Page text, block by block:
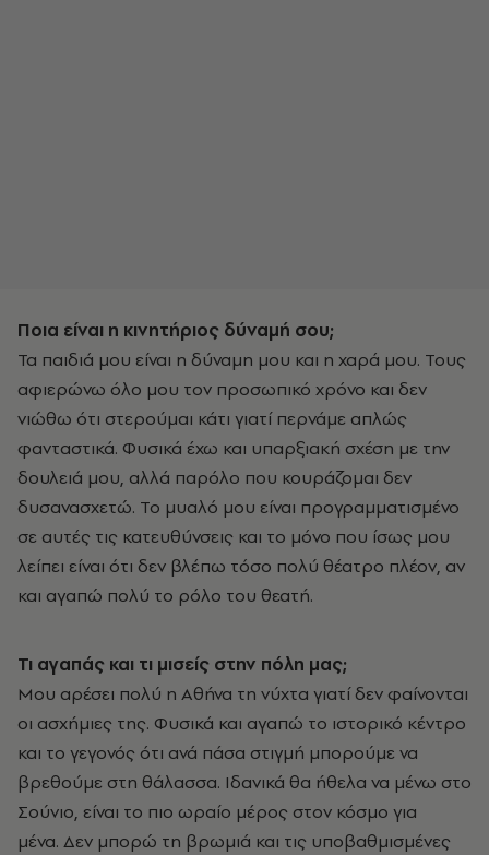
Ποια είναι η κινητήριος δύναμή σου;
Τα παιδιά μου είναι η δύναμη μου και η χαρά μου. Τους
αφιερώνω όλο μου τον προσωπικό χρόνο και δεν
νιώθω ότι στερούμαι κάτι γιατί περνάμε απλώς
φανταστικά. Φυσικά έχω και υπαρξιακή σχέση με την
δουλειά μου, αλλά παρόλο που κουράζομαι δεν
δυσανασχετώ. Το μυαλό μου είναι προγραμματισμένο
σε αυτές τις κατευθύνσεις και το μόνο που ίσως μου
λείπει είναι ότι δεν βλέπω τόσο πολύ θέατρο πλέον, αν
και αγαπώ πολύ το ρόλο του θεατή.
Τι αγαπάς και τι μισείς στην πόλη μας;
Μου αρέσει πολύ η Αθήνα τη νύχτα γιατί δεν φαίνονται
οι ασχήμιες της. Φυσικά και αγαπώ το ιστορικό κέντρο
και το γεγονός ότι ανά πάσα στιγμή μπορούμε να
βρεθούμε στη θάλασσα. Ιδανικά θα ήθελα να μένω στο
Σούνιο, είναι το πιο ωραίο μέρος στον κόσμο για
μένα. Δεν μπορώ τη βρωμιά και τις υποβαθμισμένες